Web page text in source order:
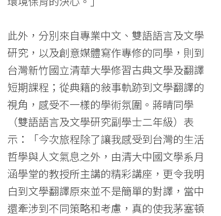
際
學
院
香
港
浸
會
大
學
此外，分別來自專業中文、雙語語言及文學
研究，以及創意媒體寫作專修的同學，則到
台灣新竹國立清華大學修習古典文學及翻譯
短期課程；從典籍的敍事軌跡到文學翻譯的
視角，感受不一樣的學術氛圍。蔣晴同學
（雙語語言及文學研究副學士二年級）表
示：「今次旅程除了讓我感受到台灣的生活
哲學與人文氣息之外，由清大中國文學系月
涵學堂的教授所主講的精彩講座，更令我明
白到文學翻譯原來並不是簡單的對譯，當中
還牽涉到不同策略和考慮，真的使我茅塞頓